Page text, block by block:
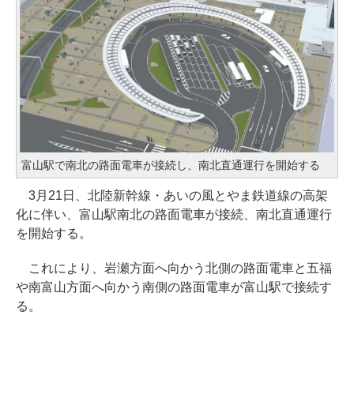
富山駅で南北の路面電車が接続し、南北直通運行を開始する
3月21日、北陸新幹線・あいの風とやま鉄道線の高架
化に伴い、富山駅南北の路面電車が接続、南北直通運行
を開始する。
これにより、岩瀬方面へ向かう北側の路面電車と五福
や南富山方面へ向かう南側の路面電車が富山駅で接続す
る。